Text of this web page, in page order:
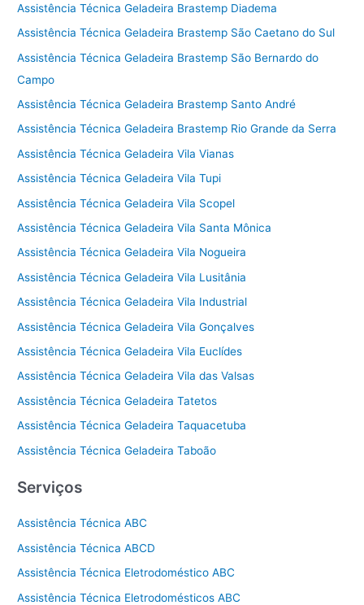
Assistência Técnica Geladeira Brastemp Diadema
Assistência Técnica Geladeira Brastemp São Caetano do Sul
Assistência Técnica Geladeira Brastemp São Bernardo do
Campo
Assistência Técnica Geladeira Brastemp Santo André
Assistência Técnica Geladeira Brastemp Rio Grande da Serra
Assistência Técnica Geladeira Vila Vianas
Assistência Técnica Geladeira Vila Tupi
Assistência Técnica Geladeira Vila Scopel
Assistência Técnica Geladeira Vila Santa Mônica
Assistência Técnica Geladeira Vila Nogueira
Assistência Técnica Geladeira Vila Lusitânia
Assistência Técnica Geladeira Vila Industrial
Assistência Técnica Geladeira Vila Gonçalves
Assistência Técnica Geladeira Vila Euclídes
Assistência Técnica Geladeira Vila das Valsas
Assistência Técnica Geladeira Tatetos
Assistência Técnica Geladeira Taquacetuba
Assistência Técnica Geladeira Taboão
Serviços
Assistência Técnica ABC
Assistência Técnica ABCD
Assistência Técnica Eletrodoméstico ABC
Assistência Técnica Eletrodomésticos ABC